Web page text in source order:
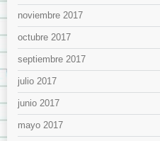
noviembre 2017
octubre 2017
septiembre 2017
julio 2017
junio 2017
mayo 2017